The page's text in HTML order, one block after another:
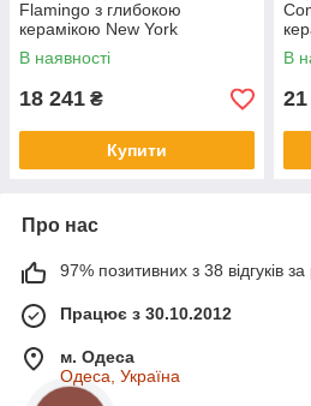
Flamingo з глибокою
керамікою New York
В наявності
18 241 ₴
Купити
В
Про нас
97% позитивних з 38 відгуків за
Працює з 30.10.2012
м. Одеса
Одеса, Україна